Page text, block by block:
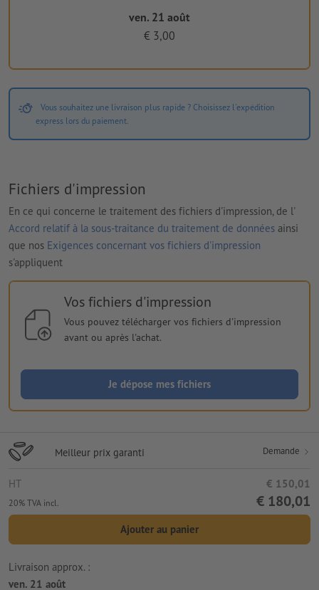
ven. 21 août
€ 3,00
Vous souhaitez une livraison plus rapide ? Choisissez l'expédition
express lors du paiement.
Fichiers d'impression
En ce qui concerne le traitement des fichiers d'impression, de l'
Accord relatif à la sous-traitance du traitement de données ainsi
que nos Exigences concernant vos fichiers d'impression
s'appliquent
Vos fichiers d'impression
Vous pouvez télécharger vos fichiers d'impression
avant ou après l'achat.
Je dépose mes fichiers
Meilleur prix garanti Demande
HT € 150,01
20% TVA incl. € 180,01
Ajouter au panier
Livraison approx. :
ven. 21 août